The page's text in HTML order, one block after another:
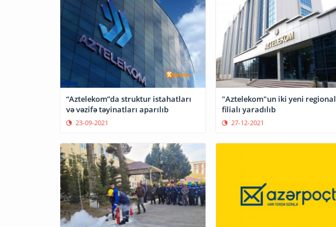
“Aztelekom”da struktur istahatları
və vəzifə təyinatları aparılıb
23-09-2021
"Aztelekom"un iki yeni regional
filialı yaradılıb
27-12-2021